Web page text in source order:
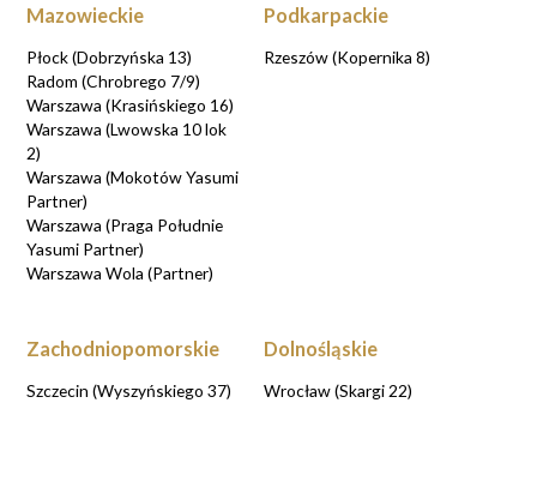
Mazowieckie
Płock (Dobrzyńska 13)
Radom (Chrobrego 7/9)
Warszawa (Krasińskiego 16)
Warszawa (Lwowska 10 lok
2)
Warszawa (Mokotów Yasumi
Partner)
Warszawa (Praga Południe
Yasumi Partner)
Warszawa Wola (Partner)
Podkarpackie
Rzeszów (Kopernika 8)
Zachodniopomorskie
Szczecin (Wyszyńskiego 37)
Dolnośląskie
Wrocław (Skargi 22)